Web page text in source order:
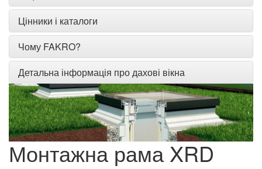
Цінники і каталоги
Чому FAKRO?
Детальна інформація про дахові вікна
Монтажна рама XRD